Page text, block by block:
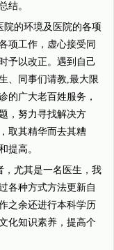
结。
的环境及医院的各项
项工作，虚心接受同
予以改正。遇到自己
、同事们请教,最大限
的广大老百姓服务，
，努力寻找解决方
取其精华而去其糟
提高。
尤其是一名医生，我
各种方式方法更新自
之余还进行本科学历
化知识素养，提高个